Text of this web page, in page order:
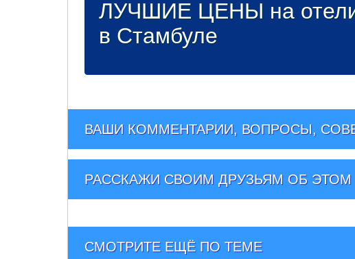
ЛУЧШИЕ ЦЕНЫ на
в Стамбуле
ВАШИ КОММЕНТАРИИ, ВОПРОСЫ,
РАССКАЖИ СВОИМ ДРУЗЬЯМ ОБ ЭТОМ
СМОТРИТЕ ЕЩЁ ПО ТЕМЕ